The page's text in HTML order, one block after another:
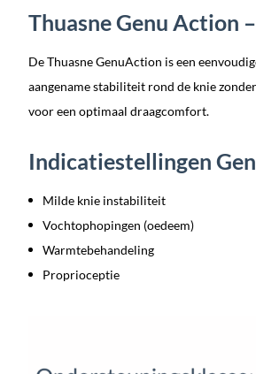
Thuasne Genu Action
De Thuasne GenuAction is een
aangename stabiliteit rond de knie
voor een optimaal draagcomfort.
Indicatiestellingen
Milde knie instabiliteit
Vochtophopingen (oedeem)
Warmtebehandeling
Proprioceptie